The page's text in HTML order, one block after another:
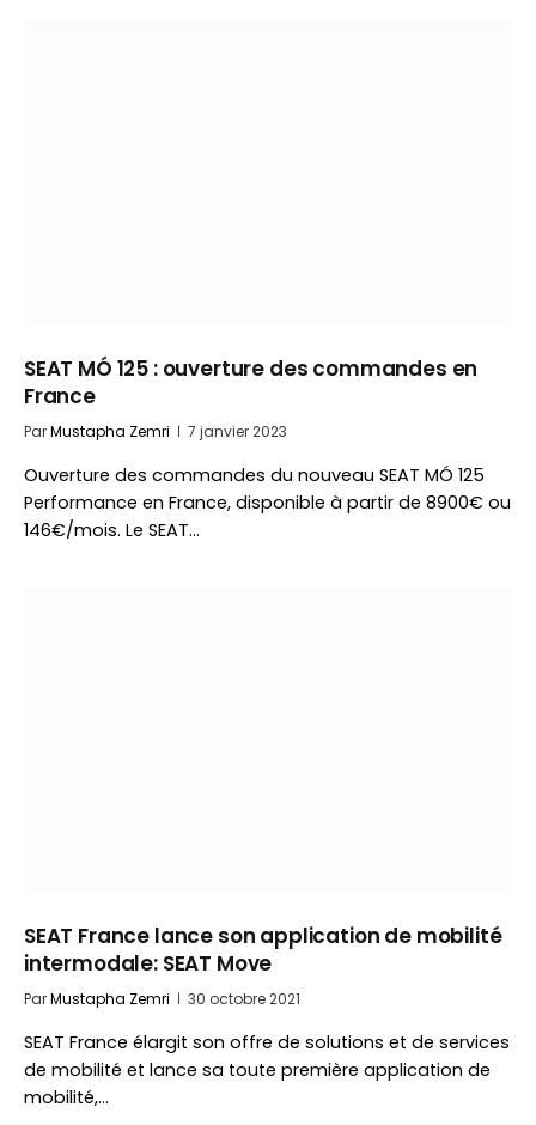
SEAT MÓ 125 : ouverture des commandes en
France
ParMustapha Zemri 7 janvier 2023
Ouverture des commandes du nouveau SEAT MÓ 125
Performance en France, disponible à partir de 8900€ ou
146€/mois. Le SEAT…
SEAT France lance son application de mobilité
intermodale: SEAT Move
ParMustapha Zemri 30 octobre 2021
SEAT France élargit son offre de solutions et de services
de mobilité et lance sa toute première application de
mobilité,…